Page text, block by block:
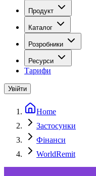
Продукт
Каталог
Розробники
Ресурси
Тарифи
Увійти
Home
Застосунки
Фінанси
WorldRemit